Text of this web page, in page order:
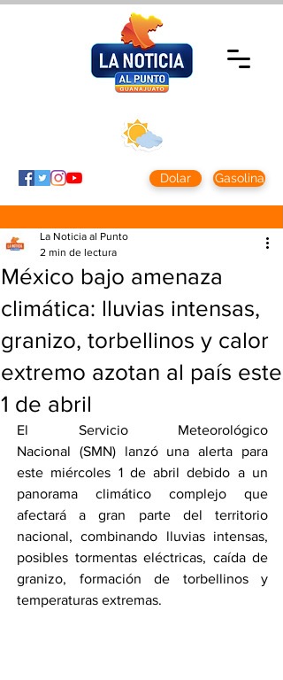
Dolar Gasolina
México bajo amenaza
climática: lluvias intensas,
granizo, torbellinos y calor
extremo azotan al país este
1 de abril
La Noticia al Punto
2 min de lectura
El Servicio Meteorológico
Nacional (SMN) lanzó una alerta para
este miércoles 1 de abril debido a un
panorama climático complejo que
afectará a gran parte del territorio
nacional, combinando lluvias intensas,
posibles tormentas eléctricas, caída de
granizo, formación de torbellinos y
temperaturas extremas.